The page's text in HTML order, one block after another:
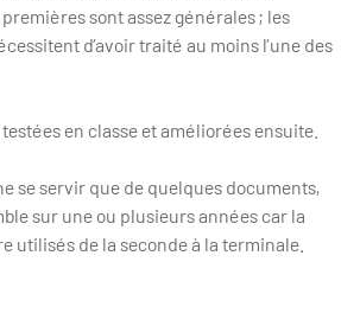
sont assez générales ; les
d’avoir traité au moins l’une des
en classe et améliorées ensuite.
se servir que de quelques documents,
sur une ou plusieurs années car la
utilisés de la seconde à la terminale.